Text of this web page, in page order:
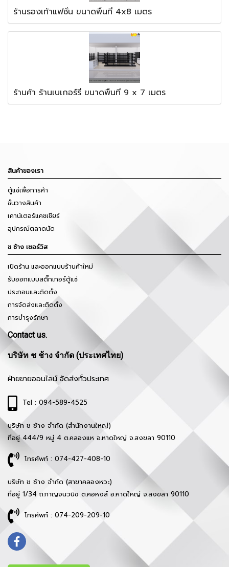
ร้านรองเท้าแฟชั่น ขนาดพื้นที่ 4x8 เมตร
ร้านค้า ร้านเบเกอร์รี่ ขนาดพื้นที่ 9 x 7 เมตร
สินค้าของเรา
ตู้แช่เพื่อการค้า
ชั้นวางสินค้า
เคาน์เตอร์แคชเชียร์
อุปกรณ์ตลาดนัด
ช ช้าง เซอร์วิส
เปิดร้าน และออกแบบร้านค้าใหม่
รับออกแบบสติ๊กเกอร์ตู้แช่
ประกอบและติดตั้ง
การจัดส่งและติดตั้ง
การบำรุงรักษา
Contact us.
บริษัท ช ช้าง จำกัด (ประเทศไทย)
ฝ่ายขายออนไลน์ จัดส่งทั่วประเทศ
Tel : 094-589-4525
บริษัท ช ช้าง จำกัด (สำนักงานใหญ่)
ที่อยู่ 444/9 หมู่ 4 ต.คลองแห อ.หาดใหญ่ จ.สงขลา 90110
โทรศัพท์ : 074-427-408-10
บริษัท ช ช้าง จำกัด (สาขาคลองหวะ)
ที่อยู่ 1/34 ถ.กาญจนวนิช ต.คอหงส์ อ.หาดใหญ่ จ.สงขลา 90110
โทรศัพท์ : 074-209-209-10